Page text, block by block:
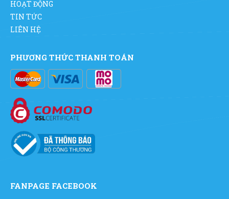
HOẠT ĐỘNG
TIN TỨC
LIÊN HỆ
PHƯƠNG THỨC THANH TOÁN
FANPAGE FACEBOOK